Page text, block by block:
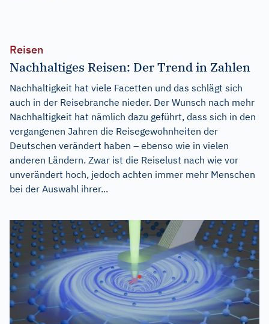
Reisen
Nachhaltiges Reisen: Der Trend in Zahlen
Nachhaltigkeit hat viele Facetten und das schlägt sich
auch in der Reisebranche nieder. Der Wunsch nach mehr
Nachhaltigkeit hat nämlich dazu geführt, dass sich in den
vergangenen Jahren die Reisegewohnheiten der
Deutschen verändert haben – ebenso wie in vielen
anderen Ländern. Zwar ist die Reiselust nach wie vor
unverändert hoch, jedoch achten immer mehr Menschen
bei der Auswahl ihrer...